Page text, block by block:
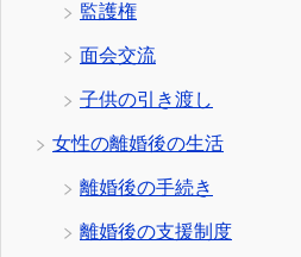
監護権
面会交流
子供の引き渡し
女性の離婚後の生活
離婚後の手続き
離婚後の支援制度